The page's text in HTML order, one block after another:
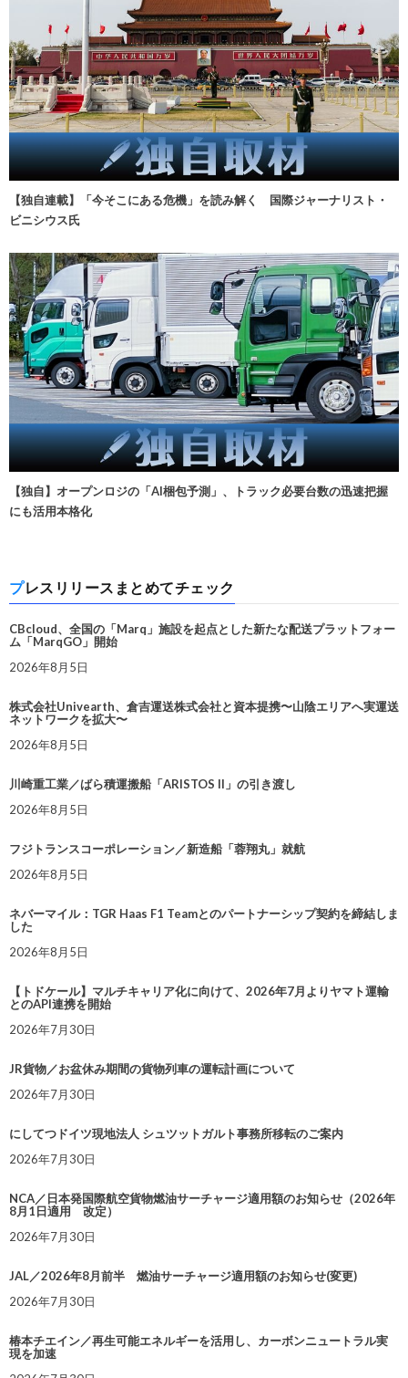
【独自連載】「今そこにある危機」を読み解く 国際ジャーナリスト・
ビニシウス氏
【独自】オープンロジの「AI梱包予測」、トラック必要台数の迅速把握
にも活用本格化
プレスリリースまとめてチェック
CBcloud、全国の「Marq」施設を起点とした新たな配送プラットフォー
ム「MarqGO」開始
2026年8月5日
株式会社Univearth、倉吉運送株式会社と資本提携〜山陰エリアへ実運送
ネットワークを拡大〜
2026年8月5日
川崎重工業／ばら積運搬船「ARISTOS II」の引き渡し
2026年8月5日
フジトランスコーポレーション／新造船「蓉翔丸」就航
2026年8月5日
ネバーマイル：TGR Haas F1 Teamとのパートナーシップ契約を締結しま
した
2026年8月5日
【トドケール】マルチキャリア化に向けて、2026年7月よりヤマト運輸
とのAPI連携を開始
2026年7月30日
JR貨物／お盆休み期間の貨物列車の運転計画について
2026年7月30日
にしてつドイツ現地法人 シュツットガルト事務所移転のご案内
2026年7月30日
NCA／日本発国際航空貨物燃油サーチャージ適用額のお知らせ（2026年
8月1日適用 改定）
2026年7月30日
JAL／2026年8月前半 燃油サーチャージ適用額のお知らせ(変更)
2026年7月30日
椿本チエイン／再生可能エネルギーを活用し、カーボンニュートラル実
現を加速